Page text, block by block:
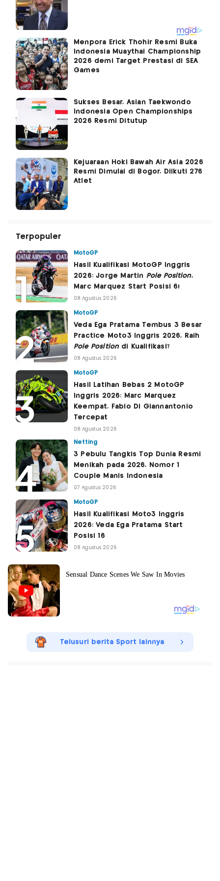
Menpora Erick Thohir Resmi Buka
Indonesia Muaythai Championship
2026 demi Target Prestasi di SEA
Games
Sukses Besar, Asian Taekwondo
Indonesia Open Championships
2026 Resmi Ditutup
Kejuaraan Hoki Bawah Air Asia 2026
Resmi Dimulai di Bogor, Diikuti 276
Atlet
Terpopuler
MotoGP
Hasil Kualifikasi MotoGP Inggris
2026: Jorge Martin Pole Position,
Marc Marquez Start Posisi 6!
08 Agustus 2026
MotoGP
Veda Ega Pratama Tembus 3 Besar
Practice Moto3 Inggris 2026, Raih
Pole Positiondi Kualifikasi?
08 Agustus 2026
MotoGP
Hasil Latihan Bebas 2 MotoGP
Inggris 2026: Marc Marquez
Keempat, Fabio Di Giannantonio
Tercepat
08 Agustus 2026
Netting
3 Pebulu Tangkis Top Dunia Resmi
Menikah pada 2026, Nomor 1
Couple Manis Indonesia
07 Agustus 2026
MotoGP
Hasil Kualifikasi Moto3 Inggris
2026: Veda Ega Pratama Start
Posisi 16
08 Agustus 2026
Telusuri berita Sport lainnya